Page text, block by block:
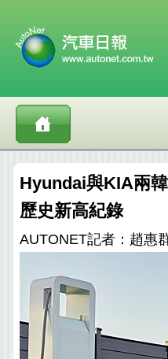
Hyundai與KIA兩
歷史新高紀錄
AUTONET記者：趙惠